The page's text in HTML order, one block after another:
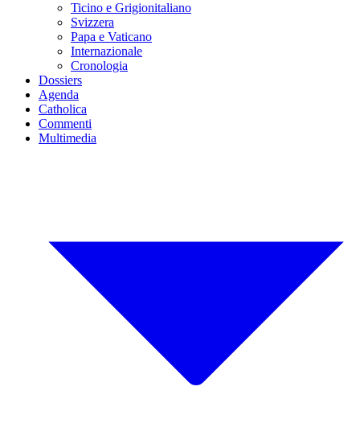
Ticino e Grigionitaliano
Svizzera
Papa e Vaticano
Internazionale
Cronologia
Dossiers
Agenda
Catholica
Commenti
Multimedia